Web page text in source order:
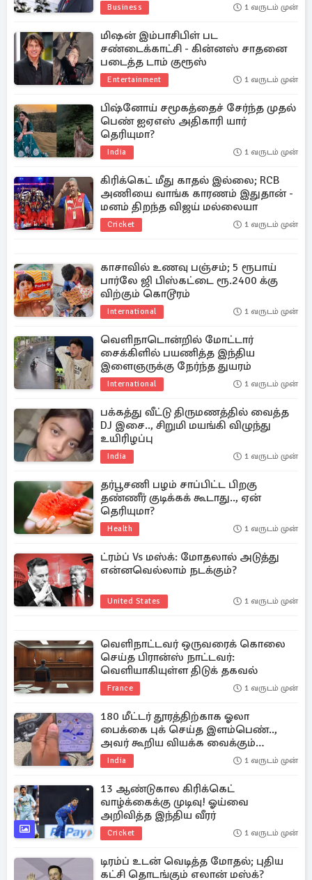
Business 1 வருடம் முன்
மிஷன் இம்பாசிபிள் பட
சண்டைக்காட்சி - கின்னஸ் சாதனை
படைத்த டாம் குரூஸ்
Entertainment 1 வருடம் முன்
பிஷ்னோய் சமூகத்தைச் சேர்ந்த முதல்
பெண் ஐஏஎஸ் அதிகாரி யார்
தெரியுமா?
India 1 வருடம் முன்
கிரிக்கெட் மீது காதல் இல்லை; RCB
அணியை வாங்க காரணம் இதுதான் -
மனம் திறந்த விஜய் மல்லையா
Cricket 1 வருடம் முன்
காசாவில் உணவு பஞ்சம்; 5 ரூபாய்
பார்லே ஜி பிஸ்கட்டை ரூ.2400 க்கு
விற்கும் கொடூரம்
International 1 வருடம் முன்
வெளிநாடொன்றில் மோட்டார்
சைக்கிளில் பயணித்த இந்திய
இளைஞருக்கு நேர்ந்த துயரம்
International 1 வருடம் முன்
பக்கத்து வீட்டு திருமணத்தில் வைத்த
DJ இசை.., சிறுமி மயங்கி விழுந்து
உயிரிழப்பு
India 1 வருடம் முன்
தர்பூசணி பழம் சாப்பிட்ட பிறகு
தண்ணீர் குடிக்கக் கூடாது.., ஏன்
தெரியுமா?
Health 1 வருடம் முன்
ட்ரம்ப் Vs மஸ்க்: மோதலால் அடுத்து
என்னவெல்லாம் நடக்கும்?
United States 1 வருடம் முன்
வெளிநாட்டவர் ஒருவரைக் கொலை
செய்த பிரான்ஸ் நாட்டவர்:
வெளியாகியுள்ள திடுக் தகவல்
France 1 வருடம் முன்
180 மீட்டர் தூரத்திற்காக ஓலா
பைக்கை புக் செய்த இளம்பெண்..,
அவர் கூறிய வியக்க வைக்கும்
காரணம்
India 1 வருடம் முன்
13 ஆண்டுகால கிரிக்கெட்
வாழ்க்கைக்கு முடிவு! ஓய்வை
அறிவித்த இந்திய வீரர்
Cricket 1 வருடம் முன்
டிரம்ப் உடன் வெடித்த மோதல்; புதிய
கட்சி தொடங்கும் எலான் மஸ்க்?